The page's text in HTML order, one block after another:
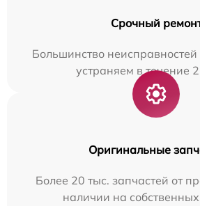
Срочный
Большинство
устраняем в течение
Оригинальные
Более 20 тыс. запчастей от
наличии на